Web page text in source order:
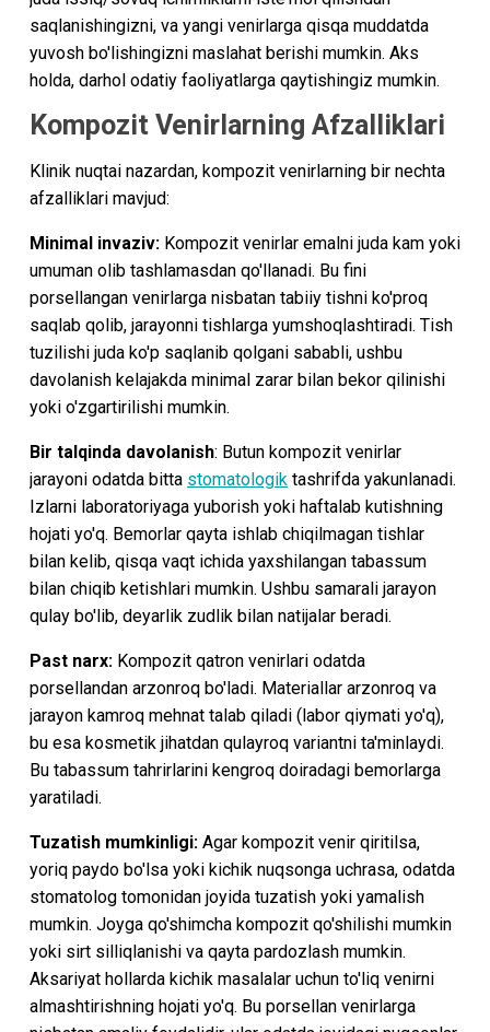
saqlanishingizni, va yangi venirlarga qisqa muddatda
yuvosh bo'lishingizni maslahat berishi mumkin. Aks
holda, darhol odatiy faoliyatlarga qaytishingiz mumkin.
Kompozit Venirlarning Afzalliklari
Klinik nuqtai nazardan, kompozit venirlarning bir nechta
afzalliklari mavjud:
Minimal invaziv:Kompozit venirlar emalni juda kam yoki
umuman olib tashlamasdan qo'llanadi. Bu fini
porsellangan venirlarga nisbatan tabiiy tishni ko'proq
saqlab qolib, jarayonni tishlarga yumshoqlashtiradi. Tish
tuzilishi juda ko'p saqlanib qolgani sababli, ushbu
davolanish kelajakda minimal zarar bilan bekor qilinishi
yoki o'zgartirilishi mumkin.
Bir talqinda davolanish: Butun kompozit venirlar
jarayoni odatda bitta stomatologiktashrifda yakunlanadi.
Izlarni laboratoriyaga yuborish yoki haftalab kutishning
hojati yo'q. Bemorlar qayta ishlab chiqilmagan tishlar
bilan kelib, qisqa vaqt ichida yaxshilangan tabassum
bilan chiqib ketishlari mumkin. Ushbu samarali jarayon
qulay bo'lib, deyarlik zudlik bilan natijalar beradi.
Past narx:Kompozit qatron venirlari odatda
porsellandan arzonroq bo'ladi. Materiallar arzonroq va
jarayon kamroq mehnat talab qiladi (labor qiymati yo'q),
bu esa kosmetik jihatdan qulayroq variantni ta'minlaydi.
Bu tabassum tahrirlarini kengroq doiradagi bemorlarga
yaratiladi.
Tuzatish mumkinligi:Agar kompozit venir qiritilsa,
yoriq paydo bo'lsa yoki kichik nuqsonga uchrasa, odatda
stomatolog tomonidan joyida tuzatish yoki yamalish
mumkin. Joyga qo'shimcha kompozit qo'shilishi mumkin
yoki sirt silliqlanishi va qayta pardozlash mumkin.
Aksariyat hollarda kichik masalalar uchun to'liq venirni
almashtirishning hojati yo'q. Bu porsellan venirlarga